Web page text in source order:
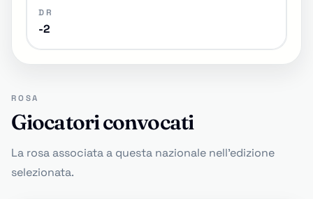
DR
-2
ROSA
Giocatori convocati
La rosa associata a questa nazionale nell'edizione
selezionata.